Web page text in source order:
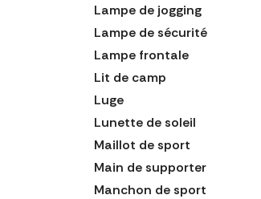
Lampe de jogging
Lampe de sécurité
Lampe frontale
Lit de camp
Luge
Lunette de soleil
Maillot de sport
Main de supporter
Manchon de sport